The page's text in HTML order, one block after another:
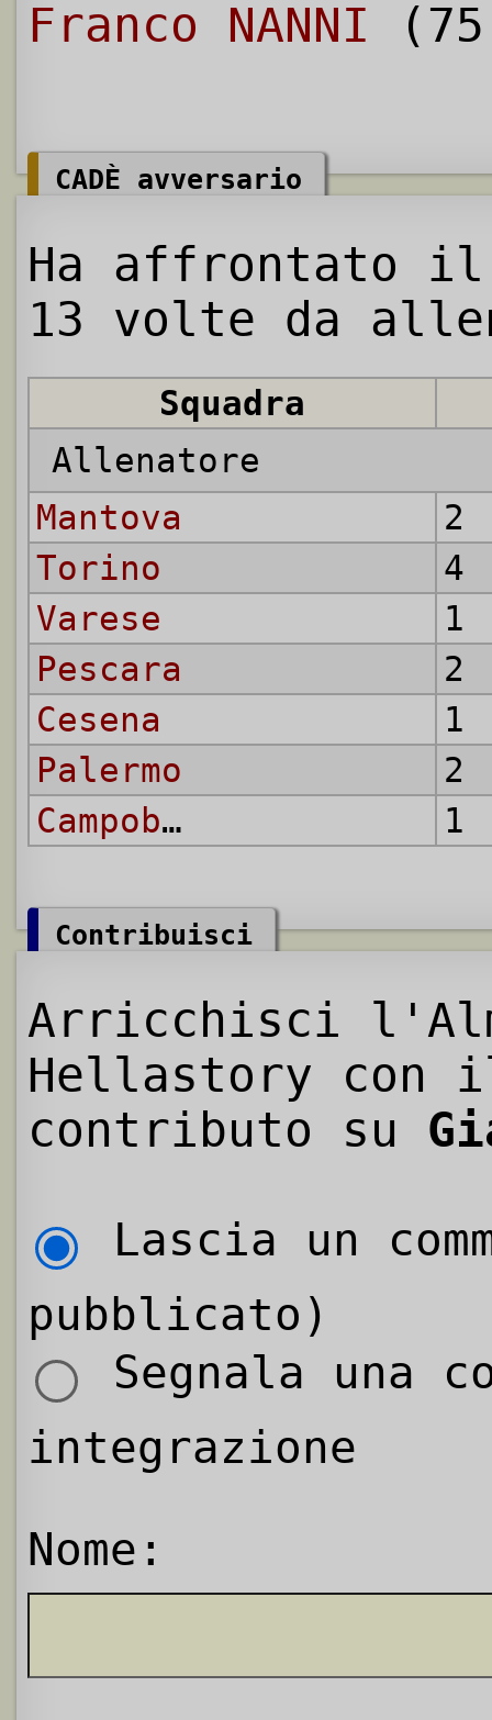
Franco NANNI
CADÈ avversario
Ha affrontato il
13 volte da
Squadra
Allenatore
Mantova
2
Torino
4
Varese
1
Pescara
2
Cesena
1
Palermo
2
Campobasso
1
Contribuisci
Arricchisci
Hellastory con
contributo su
Lascia un
pubblicato)
Segnala una
integrazione
Nome: